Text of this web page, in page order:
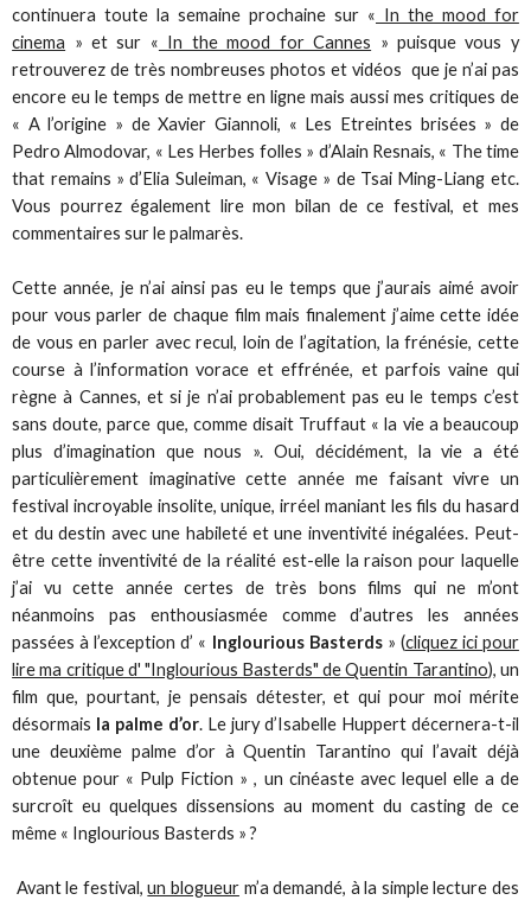
continuera toute la semaine prochaine sur « In the mood for
cinema » et sur « In the mood for Cannes » puisque vous y
retrouverez de très nombreuses photos et vidéos que je n’ai pas
encore eu le temps de mettre en ligne mais aussi mes critiques de
« A l’origine » de Xavier Giannoli, « Les Etreintes brisées » de
Pedro Almodovar, « Les Herbes folles » d’Alain Resnais, « The time
that remains » d’Elia Suleiman, « Visage » de Tsai Ming-Liang etc.
Vous pourrez également lire mon bilan de ce festival, et mes
commentaires sur le palmarès.
Cette année, je n’ai ainsi pas eu le temps que j’aurais aimé avoir
pour vous parler de chaque film mais finalement j’aime cette idée
de vous en parler avec recul, loin de l’agitation, la frénésie, cette
course à l’information vorace et effrénée, et parfois vaine qui
règne à Cannes, et si je n’ai probablement pas eu le temps c’est
sans doute, parce que, comme disait Truffaut « la vie a beaucoup
plus d’imagination que nous ». Oui, décidément, la vie a été
particulièrement imaginative cette année me faisant vivre un
festival incroyable insolite, unique, irréel maniant les fils du hasard
et du destin avec une habileté et une inventivité inégalées. Peut-
être cette inventivité de la réalité est-elle la raison pour laquelle
j’ai vu cette année certes de très bons films qui ne m’ont
néanmoins pas enthousiasmée comme d’autres les années
passées à l’exception d’ « Inglourious Basterds» (cliquez ici pour
lire ma critique d' "Inglourious Basterds" de Quentin Tarantino), un
film que, pourtant, je pensais détester, et qui pour moi mérite
désormais la palme d’or. Le jury d’Isabelle Huppert décernera-t-il
une deuxième palme d’or à Quentin Tarantino qui l’avait déjà
obtenue pour « Pulp Fiction » , un cinéaste avec lequel elle a de
surcroît eu quelques dissensions au moment du casting de ce
même « Inglourious Basterds » ?
Avant le festival,un blogueurm’a demandé, à la simple lecture des